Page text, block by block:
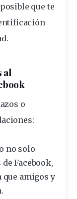
que te
al
o
no solo
Facebook,
amigos y